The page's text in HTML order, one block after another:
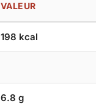
VALEUR
198 kcal
6.8 g